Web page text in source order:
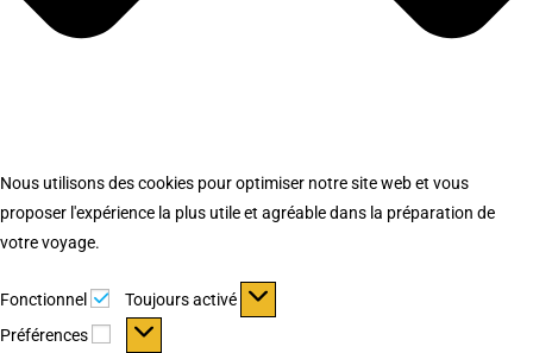
Nous utilisons des cookies pour optimiser notre site web et vous
proposer l'expérience la plus utile et agréable dans la préparation de
votre voyage.
Fonctionnel Fonctionnel
Toujours activé
Préférences
Préférences